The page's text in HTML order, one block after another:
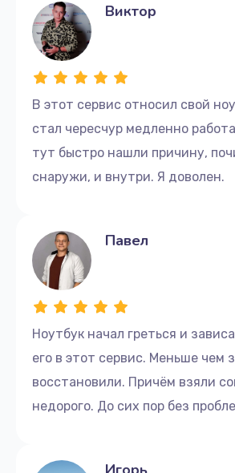
В этот сервис относил свой
стал чересчур медленно
тут быстро нашли причину,
снаружи, и внутри. Я доволен.
Виктор
Ноутбук начал греться и
его в этот сервис. Меньше чем
восстановили. Причём взяли
недорого. До сих пор без
Павел